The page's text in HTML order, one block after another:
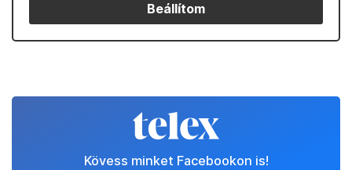
Beállítom
Kövess minket Facebookon is!